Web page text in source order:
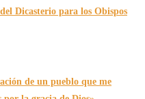
Dicasterio para los Obispos
de un pueblo que me